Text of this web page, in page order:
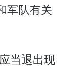
军队有关
当退出现